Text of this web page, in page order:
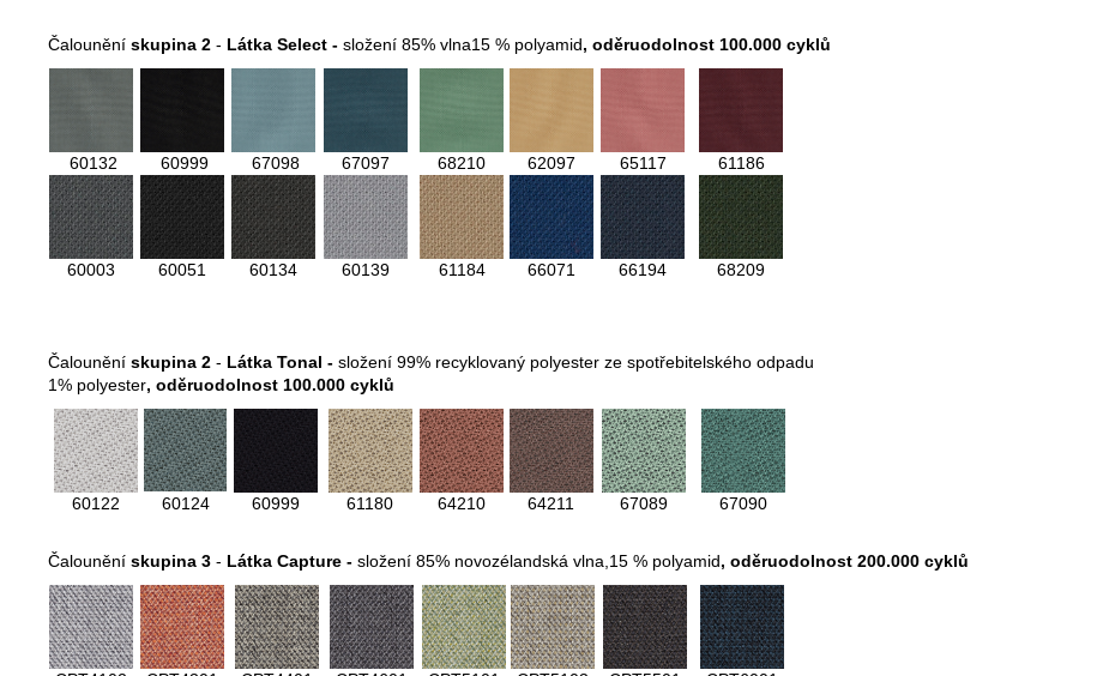
Čalounění skupina 2 - Látka Select - složení 85% vlna15 % polyamid, oděruodolnost 100.000 cyklů
60132 60999 67098 67097 68210 62097 65117 61186
60003 60051 60134 60139 61184 66071 66194 68209
Čalounění skupina 2 - Látka Tonal - složení 99% recyklovaný polyester ze spotřebitelského odpadu
1% polyester, oděruodolnost 100.000 cyklů
60122 60124 60999 61180 64210 64211 67089 67090
Čalounění skupina 3 - Látka Capture - složení 85% novozélandská vlna,15 % polyamid, oděruodolnost 200.000 cyklů